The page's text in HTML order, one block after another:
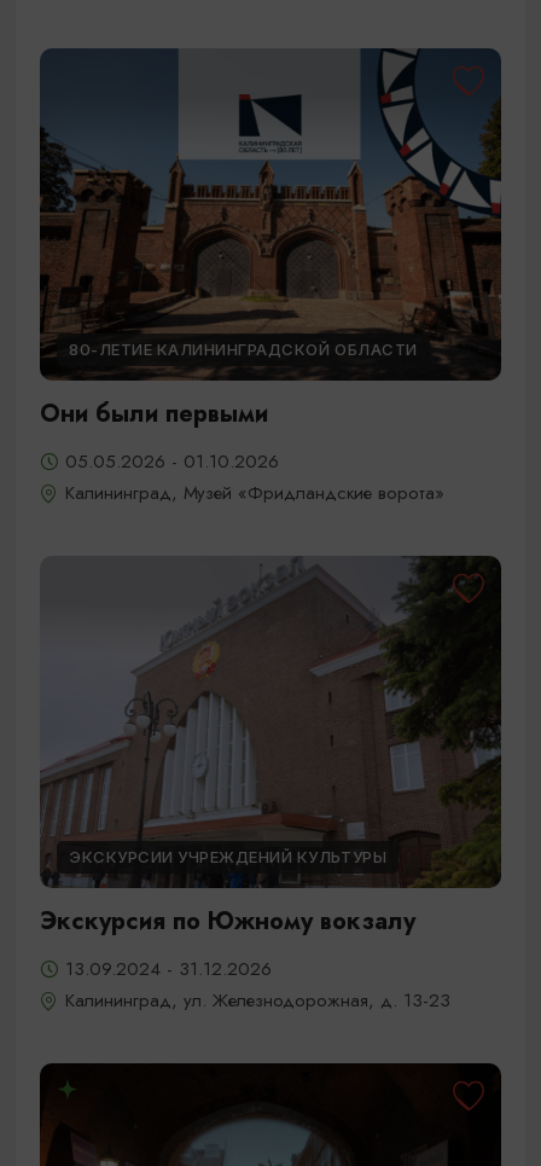
80-ЛЕТИЕ КАЛИНИНГРАДСКОЙ ОБЛАСТИ
Они были первыми
05.05.2026 - 01.10.2026
Калининград, Музей «Фридландские ворота»
ЭКСКУРСИИ УЧРЕЖДЕНИЙ КУЛЬТУРЫ
Экскурсия по Южному вокзалу
13.09.2024 - 31.12.2026
Калининград, ул. Железнодорожная, д. 13-23